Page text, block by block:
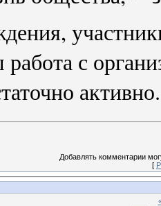
работа с
Добавлять комментарии
[